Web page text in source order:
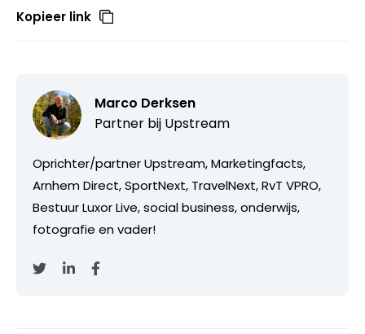
Kopieer link
Marco Derksen
Partner bij Upstream
Oprichter/partner Upstream, Marketingfacts,
Arnhem Direct, SportNext, TravelNext, RvT VPRO,
Bestuur Luxor Live, social business, onderwijs,
fotografie en vader!